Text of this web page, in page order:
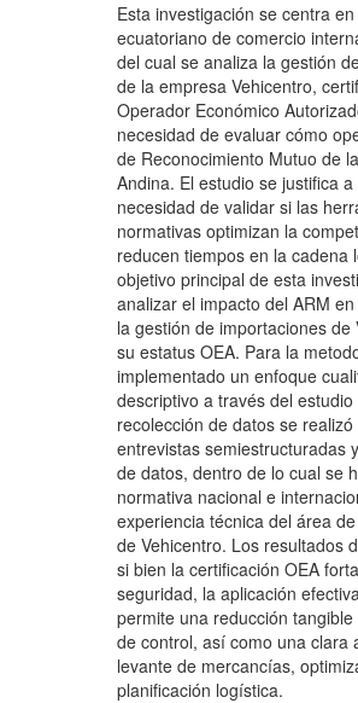
Esta investigación se centra
ecuatoriano de comercio
del cual se analiza la gestión
de la empresa Vehicentro,
Operador Económico
necesidad de evaluar cómo
de Reconocimiento Mutuo de
Andina. El estudio se justifica
necesidad de validar si las
normativas optimizan la
reducen tiempos en la cadena
objetivo principal de esta
analizar el impacto del ARM
la gestión de importaciones de
su estatus OEA. Para la
implementado un enfoque
descriptivo a través del
recolección de datos se
entrevistas semiestructuradas
de datos, dentro de lo cual se
normativa nacional e
experiencia técnica del área
de Vehicentro. Los resultados
si bien la certificación OEA
seguridad, la aplicación
permite una reducción
de control, así como una clara
levante de mercancías,
planificación logística.